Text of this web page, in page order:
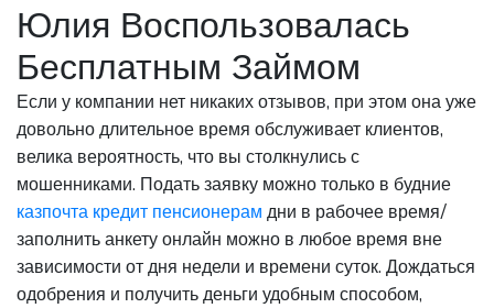
Юлия Воспользовалась
Бесплатным Займом
Если у компании нет никаких отзывов, при этом она уже
довольно длительное время обслуживает клиентов,
велика вероятность, что вы столкнулись с
мошенниками. Подать заявку можно только в будние
казпочта кредит пенсионерам дни в рабочее время/
заполнить анкету онлайн можно в любое время вне
зависимости от дня недели и времени суток. Дождаться
одобрения и получить деньги удобным способом,